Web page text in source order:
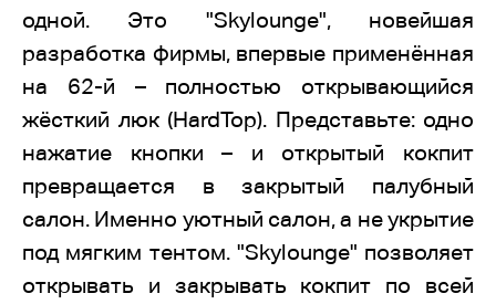
одной. Это "Skylounge", новейшая
разработка фирмы, впервые применённая
на 62-й – полностью открывающийся
жёсткий люк (HardTop). Представьте: одно
нажатие кнопки – и открытый кокпит
превращается в закрытый палубный
салон. Именно уютный салон, а не укрытие
под мягким тентом. "Skylounge" позволяет
открывать и закрывать кокпит по всей